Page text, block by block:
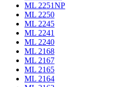
ML 2251NP
ML 2250
ML 2245
ML 2241
ML 2240
ML 2168
ML 2167
ML 2165
ML 2164